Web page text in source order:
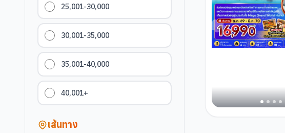
25,001-30,000
30,001-35,000
35,001-40,000
40,001+
เส้นทาง